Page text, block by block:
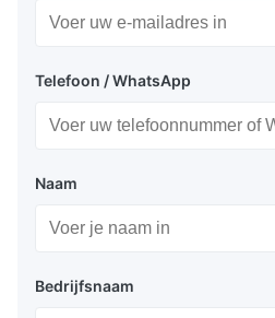
Telefoon / WhatsApp
Naam
Bedrijfsnaam